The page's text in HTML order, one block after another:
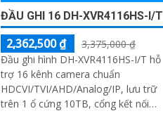
ĐẦU GHI 16 DH-XVR4116HS-I/T
2,362,500 ₫
3,375,000 ₫
Đầu ghi hình DH-XVR4116HS-I/T hỗ
trợ 16 kênh camera chuẩn
HDCVI/TVI/AHD/Analog/IP, lưu trữ
trên 1 ổ cứng 10TB, cổng kết nối